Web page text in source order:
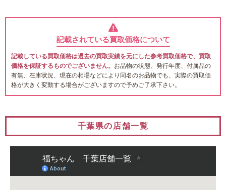
記載されている買取価格について
記載している買取価格は過去の買取実績を元にした参考買取価格で、買取
価格を保証するものでございません。 お品物の状態、発行年度、付属品の
有無、在庫状況、現在の相場などにより同名のお品物でも、実際の買取価
格が大きく変動する場合がございますので予めご了承下さい。
千葉県の店舗一覧